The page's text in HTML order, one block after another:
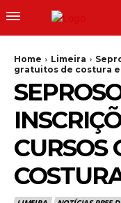
Home Limeira
gratuitos de costura
CURSOS